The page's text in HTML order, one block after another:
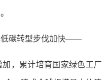
碳转型步伐加快——
，累计培育国家绿色工厂